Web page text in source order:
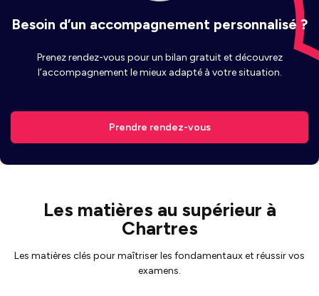
Besoin d’un accompagnement personnalisé ?
Prenez rendez-vous pour un bilan gratuit et découvrez
l’accompagnement le mieux adapté à votre situation.
Prendre rendez-vous
Les matières au supérieur à
Chartres
Les matières clés pour maîtriser les fondamentaux et réussir vos
examens.